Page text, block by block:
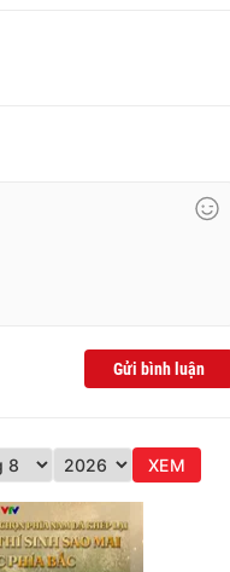
Gửi bình luận
XEM